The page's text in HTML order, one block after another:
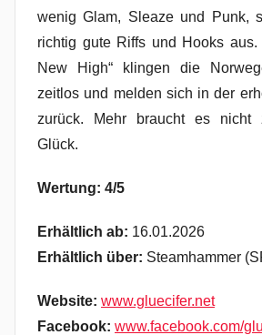
wenig Glam, Sleaze und Punk,
richtig gute Riffs und Hooks aus.
New High“ klingen die
zeitlos und melden sich in der
zurück. Mehr braucht es nicht
Glück.
Wertung: 4/5
Erhältlich ab: 16.01.2026
Erhältlich über: Steamhammer
Website: www.gluecifer.net
Facebook: www.facebook.com/